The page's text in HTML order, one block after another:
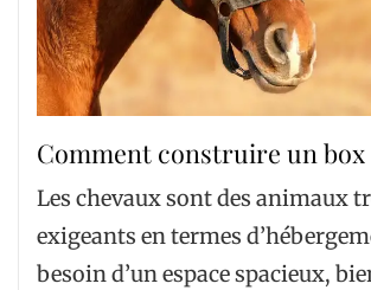
Comment construire un box
Les chevaux sont des animaux
exigeants en termes
besoin d’un espace spacieux,